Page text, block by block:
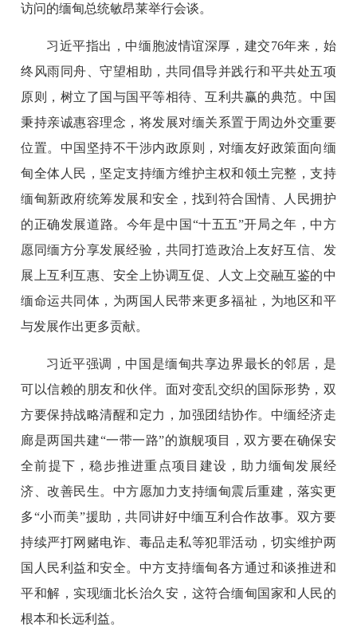
访问的缅甸总统敏昂莱举行会谈。
习近平指出，中缅胞波情谊深厚，建交76年来，始
终风雨同舟、守望相助，共同倡导并践行和平共处五项
原则，树立了国与国平等相待、互利共赢的典范。中国
秉持亲诚惠容理念，将发展对缅关系置于周边外交重要
位置。中国坚持不干涉内政原则，对缅友好政策面向缅
甸全体人民，坚定支持缅方维护主权和领土完整，支持
缅甸新政府统筹发展和安全，找到符合国情、人民拥护
的正确发展道路。今年是中国“十五五”开局之年，中方
愿同缅方分享发展经验，共同打造政治上友好互信、发
展上互利互惠、安全上协调互促、人文上交融互鉴的中
缅命运共同体，为两国人民带来更多福祉，为地区和平
与发展作出更多贡献。
习近平强调，中国是缅甸共享边界最长的邻居，是
可以信赖的朋友和伙伴。面对变乱交织的国际形势，双
方要保持战略清醒和定力，加强团结协作。中缅经济走
廊是两国共建“一带一路”的旗舰项目，双方要在确保安
全前提下，稳步推进重点项目建设，助力缅甸发展经
济、改善民生。中方愿加力支持缅甸震后重建，落实更
多“小而美”援助，共同讲好中缅互利合作故事。双方要
持续严打网赌电诈、毒品走私等犯罪活动，切实维护两
国人民利益和安全。中方支持缅甸各方通过和谈推进和
平和解，实现缅北长治久安，这符合缅甸国家和人民的
根本和长远利益。